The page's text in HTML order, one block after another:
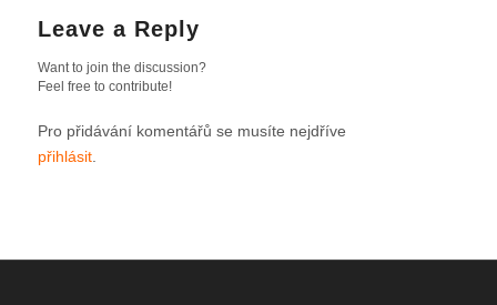
Leave a Reply
Want to join the discussion?
Feel free to contribute!
Pro přidávání komentářů se musíte nejdříve
přihlásit.